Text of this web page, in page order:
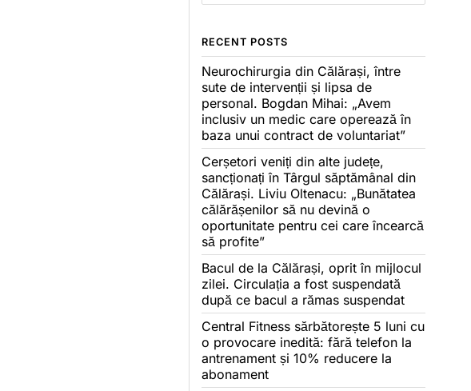
RECENT POSTS
Neurochirurgia din Călărași, între
sute de intervenții și lipsa de
personal. Bogdan Mihai: „Avem
inclusiv un medic care operează în
baza unui contract de voluntariat”
Cerșetori veniți din alte județe,
sancționați în Târgul săptămânal din
Călărași. Liviu Oltenacu: „Bunătatea
călărășenilor să nu devină o
oportunitate pentru cei care încearcă
să profite”
Bacul de la Călărași, oprit în mijlocul
zilei. Circulația a fost suspendată
după ce bacul a rămas suspendat
Central Fitness sărbătorește 5 luni cu
o provocare inedită: fără telefon la
antrenament și 10% reducere la
abonament